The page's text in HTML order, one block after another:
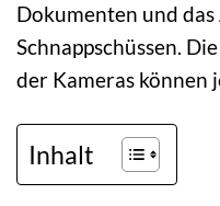
Dokumenten und
Schnappschüssen.
der Kameras können
Inhalt